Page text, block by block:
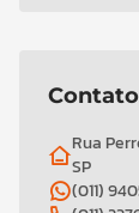
Rua
SP
(011)